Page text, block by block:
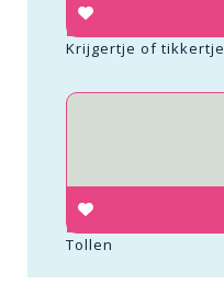
Krijgertje of tikkertje
Tollen